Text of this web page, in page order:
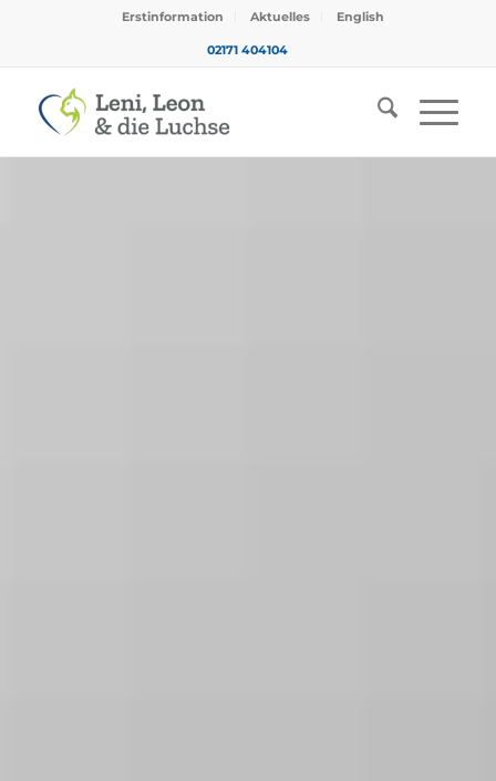
Erstinformation Aktuelles English
02171 404104